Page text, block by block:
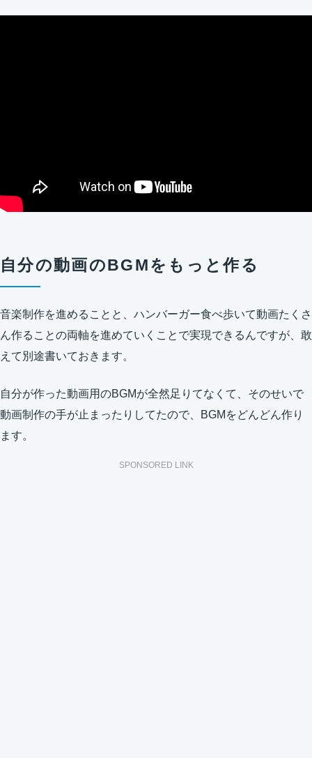
自分の動画のBGMをもっと作る
音楽制作を進めることと、ハンバーガー食べ歩いて動画たくさ
ん作ることの両軸を進めていくことで実現できるんですが、敢
えて別途書いておきます。
自分が作った動画用のBGMが全然足りてなくて、そのせいで
動画制作の手が止まったりしてたので、BGMをどんどん作り
ます。
SPONSORED LINK